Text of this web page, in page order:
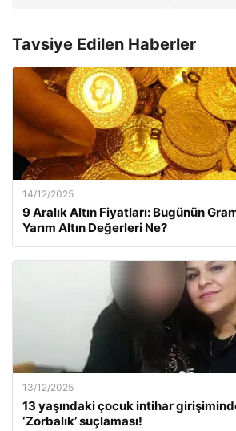
Tavsiye Edilen Haberler
14/12/2025
9 Aralık Altın Fiyatları: Bugünün
Yarım Altın Değerleri Ne?
13/12/2025
13 yaşındaki çocuk intihar
‘Zorbalık’ suçlaması!